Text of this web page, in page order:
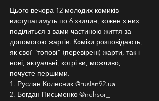
Цього вечора 12 молодих комиків
виступатимуть по 6 хвилин, кожен з них
поділиться з вами частиною життя за
допомогою жартів. Коміки розповідають,
як свої “топові” (перевірені) жарти, так і
нові, актуальні, котрі ви, можливо,
почуєте першими.
1. Руслан Колесник @ruslan92.ua
2. Богдан Письменко @nehsor_